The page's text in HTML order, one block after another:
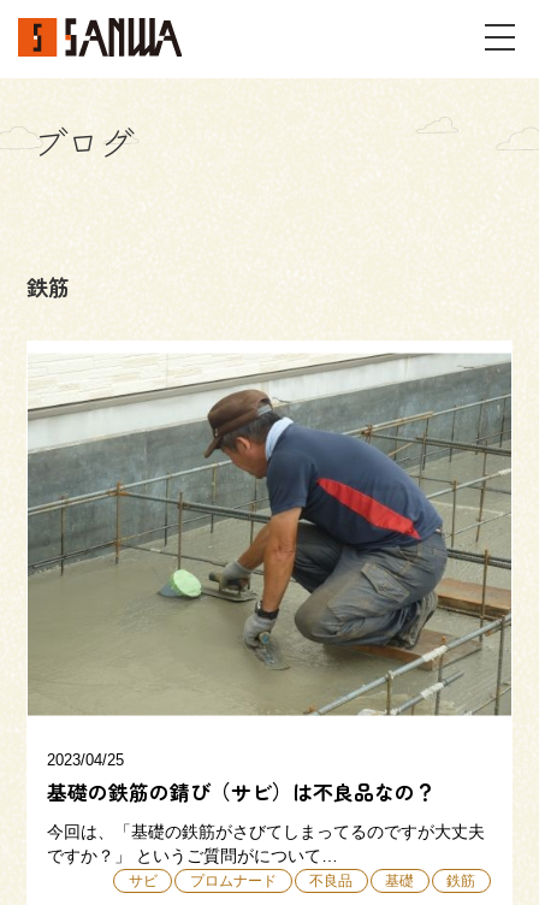
イベント・見学会
不動産情報
事例
施工事例 パーツギャラリー
お客様の声
私たちのこと
三和建設の強み
リフォーム
会社概要
ブログ
鉄筋
2023/04/25
基礎の鉄筋の錆び（サビ）は不良品なの？
今回は、「基礎の鉄筋がさびてしまってるのですが大丈夫
ですか？」 というご質問がについて…
サビ プロムナード 不良品 基礎 鉄筋